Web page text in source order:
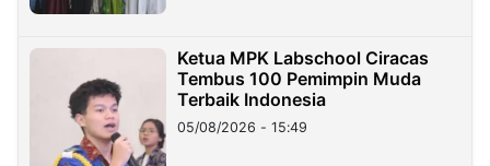
Ketua MPK Labschool Ciracas
Tembus 100 Pemimpin Muda
Terbaik Indonesia
05/08/2026 - 15:49